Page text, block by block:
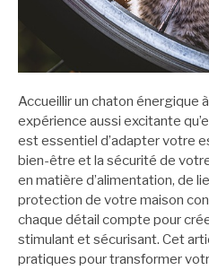
Accueillir un chaton énergique
expérience aussi excitante
est essentiel d’adapter votre
bien-être et la sécurité de
en matière d’alimentation, de
protection de votre maison
chaque détail compte pour
stimulant et sécurisant. Cet
pratiques pour transformer